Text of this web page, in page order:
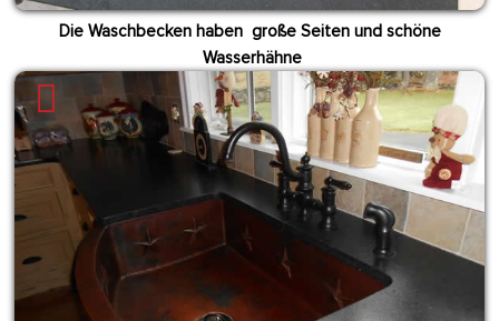
Die Waschbecken haben große Seiten und schöne
Wasserhähne